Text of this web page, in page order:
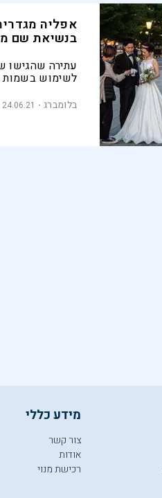
אפליה
בנשיאת שם
עתירה שהגישו
לשימוש
דינם: "לא יכול
בלומברג 24.06.21
מידע כללי
צור קשר
אודות
רכישת מנוי